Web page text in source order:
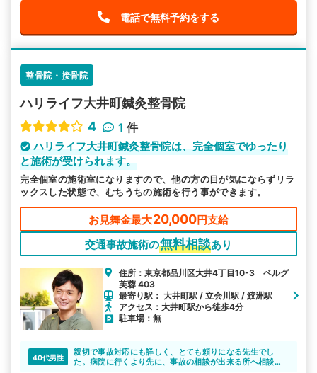
電話で無料予約をする
整骨院・接骨院
ハリライフ大井町鍼灸整骨院
4
1 件
ハリライフ大井町鍼灸整骨院は、完全個室でゆったり
と施術が受けられます。
完全個室の施術室になりますので、他の方の目が気にならずリラ
ックスした状態で、むちうちの施術を行う事ができます。
お見舞金最大20,000円支給
交通事故施術の無料相談あり
住所：東京都品川区大井4丁目10-3 ベルグ
芙蓉 403
最寄り駅： 大井町駅 / 立会川駅 / 鮫洲駅
アクセス：大井町駅から徒歩4分
駐車場：無
40代男性
親切で事故対応にも詳しく、とても頼りになる先生でし
た。病院に行くより先に、事故の相談が出来る所へ相談に